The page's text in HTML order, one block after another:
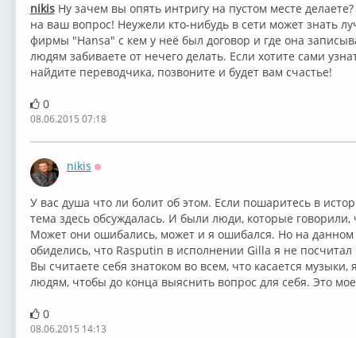
nikisНу зачем вы опять интригу на пустом месте
на ваш вопрос! Неужели кто-нибудь в сети может знать
фирмы "Hansa" с кем у неё был договор и где она
людям забиваете от нечего делать. Если хотите сами
найдите переводчика, позвоните и будет вам счастье!
0
08.06.2015 07:18
nikis
У вас душа что ли болит об этом. Если пошаритесь в
тема здесь обсуждалась. И были люди, которые
Может они ошибались, может и я ошибался. Но на
обиделись, что Rasputin в исполнении Gilla я не
Вы считаете себя знатоком во всем, что касается
людям, чтобы до конца выяснить вопрос для себя. Это
0
08.06.2015 14:13